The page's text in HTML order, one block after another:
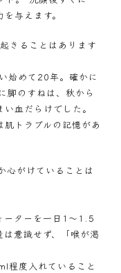
与えます。
きることはあります
始めて20年。確かに
脚のすねは、秋から
血だらけでした。
トラブルの記憶があ
がけていることは
ーターを一日1～1.5
意識せず、「喉が渇
程度入れていること